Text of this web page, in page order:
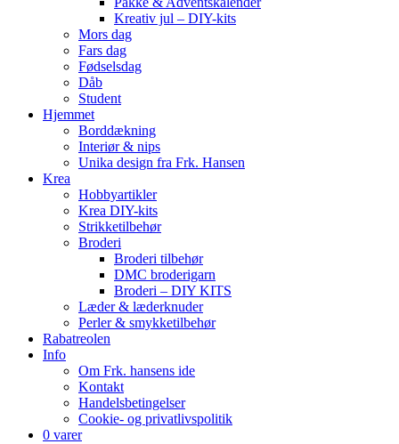
Kreativ jul – DIY-kits
Mors dag
Fars dag
Fødselsdag
Dåb
Student
Hjemmet
Borddækning
Interiør & nips
Unika design fra Frk. Hansen
Krea
Hobbyartikler
Krea DIY-kits
Strikketilbehør
Broderi
Broderi tilbehør
DMC broderigarn
Broderi – DIY KITS
Læder & læderknuder
Perler & smykketilbehør
Rabatreolen
Info
Om Frk. hansens ide
Kontakt
Handelsbetingelser
Cookie- og privatlivspolitik
0 varer